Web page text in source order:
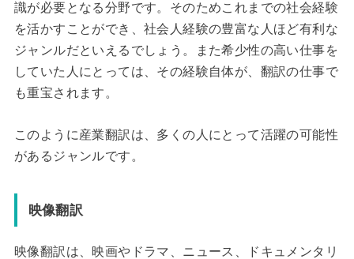
識が必要となる分野です。そのためこれまでの社会経験
を活かすことができ、社会人経験の豊富な人ほど有利な
ジャンルだといえるでしょう。また希少性の高い仕事を
していた人にとっては、その経験自体が、翻訳の仕事で
も重宝されます。
このように産業翻訳は、多くの人にとって活躍の可能性
があるジャンルです。
映像翻訳
映像翻訳は、映画やドラマ、ニュース、ドキュメンタリ